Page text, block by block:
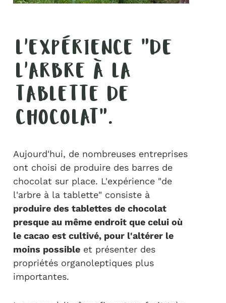
L'EXPÉRIENCE "DE
L'ARBRE À LA
TABLETTE DE
CHOCOLAT".
Aujourd'hui, de nombreuses entreprises
ont choisi de produire des barres de
chocolat sur place. L'expérience "de
l'arbre à la tablette" consiste à
produire des tablettes de chocolat
presque au même endroit que celui où
le cacao est cultivé, pour l'altérer le
moins possible et présenter des
propriétés organoleptiques plus
importantes.